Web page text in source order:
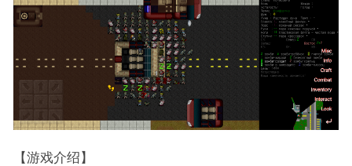
【游戏介绍】